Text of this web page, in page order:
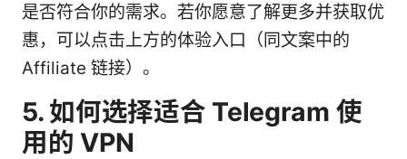
是否符合你的需求。若你愿意了解更多并获取优
惠，可以点击上方的体验入口（同文案中的
Affiliate 链接）。
5. 如何选择适合 Telegram 使
用的 VPN